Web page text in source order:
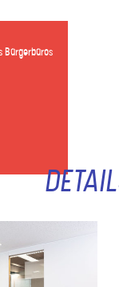
Bürgerbüros